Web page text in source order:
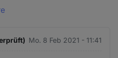
Mo. 8 Feb 2021 - 11:41